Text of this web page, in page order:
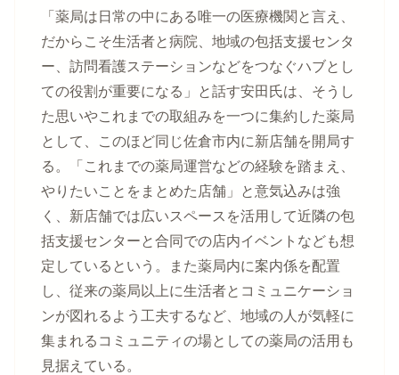
「薬局は日常の中にある唯一の医療機関と言え、
だからこそ生活者と病院、地域の包括支援センタ
ー、訪問看護ステーションなどをつなぐハブとし
ての役割が重要になる」と話す安田氏は、そうし
た思いやこれまでの取組みを一つに集約した薬局
として、このほど同じ佐倉市内に新店舗を開局す
る。「これまでの薬局運営などの経験を踏まえ、
やりたいことをまとめた店舗」と意気込みは強
く、新店舗では広いスペースを活用して近隣の包
括支援センターと合同での店内イベントなども想
定しているという。また薬局内に案内係を配置
し、従来の薬局以上に生活者とコミュニケーショ
ンが図れるよう工夫するなど、地域の人が気軽に
集まれるコミュニティの場としての薬局の活用も
見据えている。